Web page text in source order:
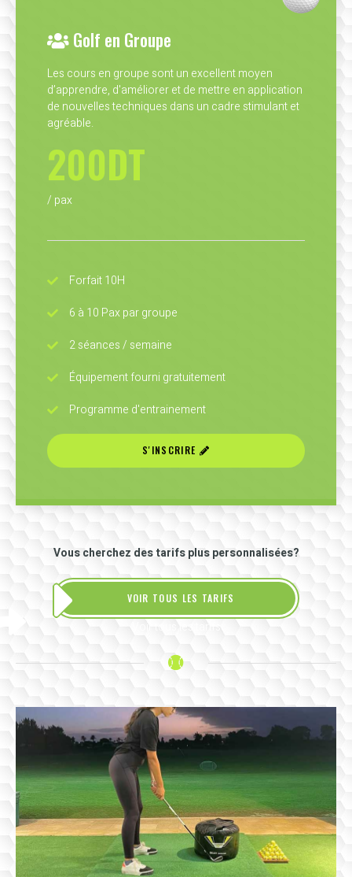
Golf en Groupe
Les cours en groupe sont un excellent moyen
d’apprendre, d'améliorer et de mettre en application
de nouvelles techniques dans un cadre stimulant et
agréable.
200DT
/ pax
Forfait 10H
6 à 10 Pax par groupe
2 séances / semaine
Équipement fourni gratuitement
Programme d'entrainement
S'INSCRIRE
Vous cherchez des tarifs plus personnalisées?
VOIR TOUS LES TARIFS